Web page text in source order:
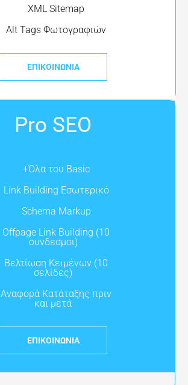
XML Sitemap
Alt Tags Φωτογραφιών
ΕΠΙΚΟΙΝΩΝΊΑ
Pro SEO
+Όλα του Basic
Link Building Εσωτερικό
Schema Markup
Offpage Link Building (10
σύνδεσμοι)
Βελτίωση Κειμένων (10
σελίδες)
Αναφορά Κατάταξης πριν
και μετά
ΕΠΙΚΟΙΝΩΝΊΑ